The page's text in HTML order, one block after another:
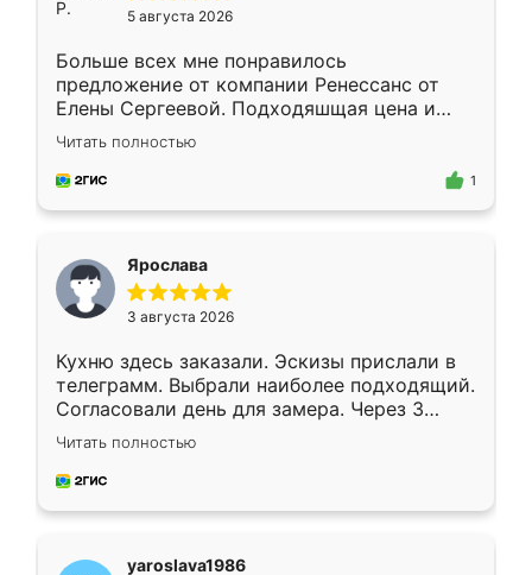
5 августа 2026
Больше всех мне понравилось
предложение от компании Ренессанс от
Елены Сергеевой. Подходяшщая цена и
короткие сроки изготовления. Приехавший
для замера сотрудник Владислав
предложил по моему эскизу самый
Читать полностью
1
Ярослава
3 августа 2026
Кухню здесь заказали. Эскизы прислали в
телеграмм. Выбрали наиболее подходящий.
Согласовали день для замера. Через 3
недели кухня была уже готова. Остались
довольны работой. Спасибо Ренессанс
мебель за качественную работу!
Читать полностью
yaroslava1986